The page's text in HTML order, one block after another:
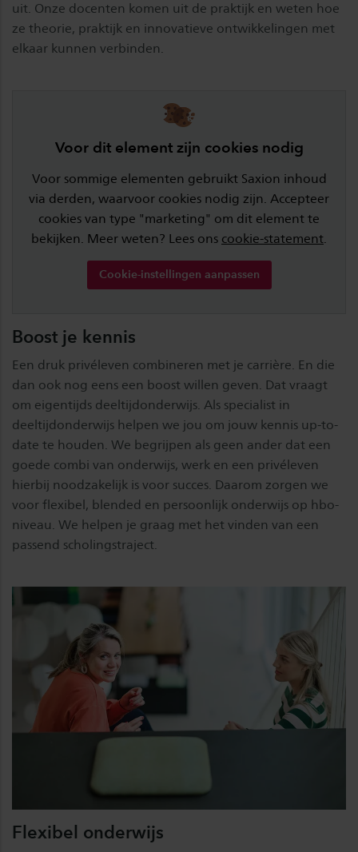
uit. Onze docenten komen uit de praktijk en weten hoe
ze theorie, praktijk en innovatieve ontwikkelingen met
elkaar kunnen verbinden.
Boost je kennis
Een druk privéleven combineren met je carrière. En die
dan ook nog eens een boost willen geven. Dat vraagt
om eigentijds deeltijdonderwijs. Als specialist in
deeltijdonderwijs helpen we jou om jouw kennis up-to-
date te houden. We begrijpen als geen ander dat een
goede combi van onderwijs, werk en een privéleven
hierbij noodzakelijk is voor succes. Daarom zorgen we
voor flexibel, blended en persoonlijk onderwijs op hbo-
niveau. We helpen je graag met het vinden van een
passend scholingstraject.
Voor dit element zijn cookies nodig
Voor sommige elementen gebruikt Saxion inhoud
via derden, waarvoor cookies nodig zijn. Accepteer
cookies van type "marketing" om dit element te
bekijken. Meer weten? Lees ons cookie-statement.
Cookie-instellingen aanpassen
Flexibel onderwijs